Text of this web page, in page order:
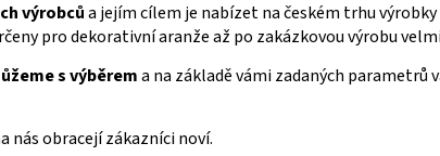
výrobcůa jejím cílem je nabízet na českém trhu
pro dekorativní aranže až po zakázkovou výrobu
s výběrema na základě vámi zadaných
nás obracejí zákazníci noví.